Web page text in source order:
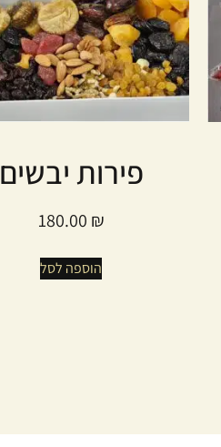
פירות יבשים
180.00 ₪
הוספה לסל